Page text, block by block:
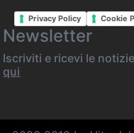
Privacy Policy Cookie
Newsletter
Iscriviti e ricevi le
qui